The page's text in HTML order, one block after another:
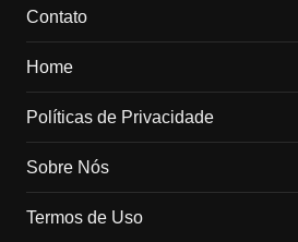
Contato
Home
Políticas de Privacidade
Sobre Nós
Termos de Uso